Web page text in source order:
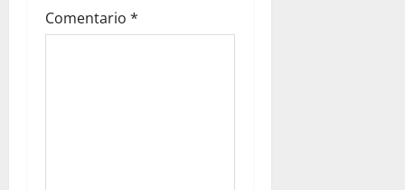
Comentario *